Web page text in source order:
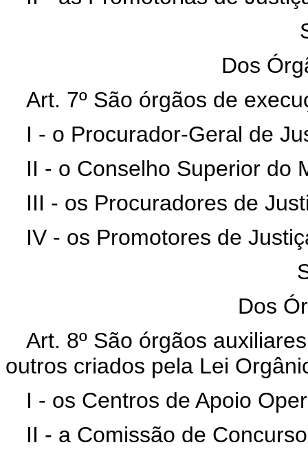
Dos
Art. 7º São órgãos de
I - o Procurador-Geral de
II - o Conselho Superior do
III - os Procuradores de
IV - os Promotores de
Dos
Art. 8º São órgãos
outros criados pela Lei
I - os Centros de Apoio
II - a Comissão de